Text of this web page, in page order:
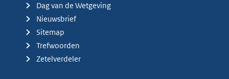
Dag van de Wetgeving
Nieuwsbrief
Sitemap
Trefwoorden
Zetelverdeler